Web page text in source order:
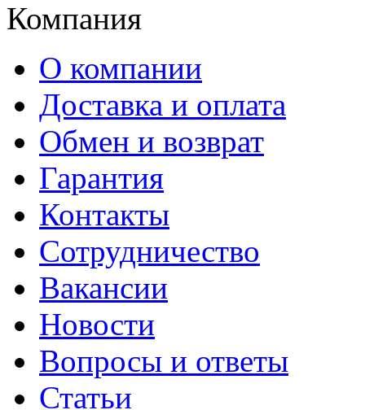
Компания
О компании
Доставка и оплата
Обмен и возврат
Гарантия
Контакты
Сотрудничество
Вакансии
Новости
Вопросы и ответы
Статьи